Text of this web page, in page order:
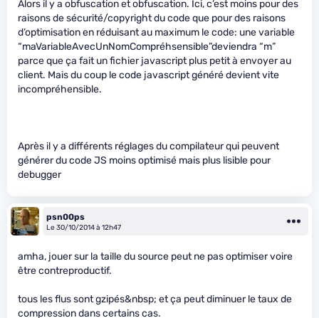
Alors il y a obfuscation et obfuscation. Ici, c’est moins pour des
raisons de sécurité/copyright du code que pour des raisons
d’optimisation en réduisant au maximum le code: une variable
“maVariableAvecUnNomCompréhsensible”deviendra “m”
parce que ça fait un fichier javascript plus petit à envoyer au
client. Mais du coup le code javascript généré devient vite
incompréhensible.
Après il y a différents réglages du compilateur qui peuvent
générer du code JS moins optimisé mais plus lisible pour
debugger
psn00ps
Le 30/10/2014 à 12h47
amha, jouer sur la taille du source peut ne pas optimiser voire
être contreproductif.
tous les flus sont gzipés&nbsp; et ça peut diminuer le taux de
compression dans certains cas.